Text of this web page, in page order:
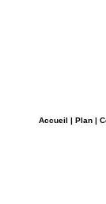
Accueil | Plan|